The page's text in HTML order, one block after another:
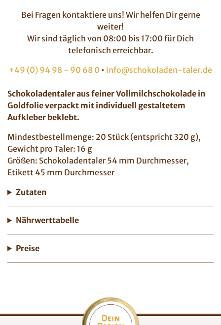
Bei Fragen kontaktiere uns! Wir helfen Dir gerne
weiter!
Wir sind täglich von 08:00 bis 17:00 für Dich
telefonisch erreichbar.
+49 (0) 94 98 - 90 68 0 • info@schokoladen-taler.de
Schokoladentaler aus feiner Vollmilchschokolade in
Goldfolie verpackt mit individuell gestaltetem
Aufkleber beklebt.
Mindestbestellmenge: 20 Stück (entspricht 320 g),
Gewicht pro Taler: 16 g
Größen: Schokoladentaler 54 mm Durchmesser,
Etikett 45 mm Durchmesser
Zutaten
Nährwerttabelle
Preise